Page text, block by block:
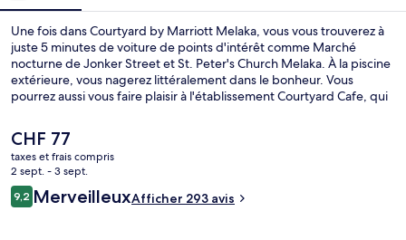
Une fois dans Courtyard by Marriott Melaka, vous vous trouverez à
juste 5 minutes de voiture de points d'intérêt comme Marché
nocturne de Jonker Street et St. Peter's Church Melaka. À la piscine
extérieure, vous nagerez littéralement dans le bonheur. Vous
pourrez aussi vous faire plaisir à l'établissement Courtyard Cafe, qui
renfort de spécialités Cuisine halal. Cet hôtel de luxe abrite en outre
un bar / salon, une salle de fitness ouverte 24 h/24 et une piscine
pour enfants. Les autres voyageurs adorent le personnel
attentionné.
Le
prix
actuel
est
de
CHF 77
taxes et frais compris
2 sept. - 3 sept.
Avis
voyageurs
9,29,2 sur 10
MerveilleuxAfficher 293 avis